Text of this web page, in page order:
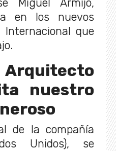
Miguel Armijo,
en los nuevos
Internacional que
nuestro
de la compañía
Unidos), se